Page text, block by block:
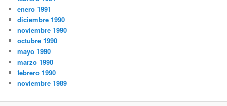
enero 1991
diciembre 1990
noviembre 1990
octubre 1990
mayo 1990
marzo 1990
febrero 1990
noviembre 1989